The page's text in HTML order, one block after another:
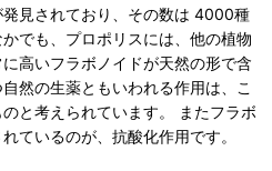
見されており、その数は 4000種
でも、プロポリスには、他の植物
高いフラボノイドが天然の形で含
然の生薬ともいわれる作用は、こ
と考えられています。 またフラボ
ているのが、抗酸化作用です。